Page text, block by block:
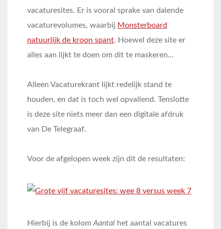
vacaturesites. Er is vooral sprake van dalende
vacaturevolumes, waarbij Monsterboard
natuurlijk de kroon spant. Hoewel deze site er
alles aan lijkt te doen om dit te maskeren…
Alleen Vacaturekrant lijkt redelijk stand te
houden, en dat is toch wel opvallend. Tenslotte
is deze site niets meer dan een digitale afdruk
van De Telegraaf.
Voor de afgelopen week zijn dit de resultaten:
Hierbij is de kolom Aantal het aantal vacatures